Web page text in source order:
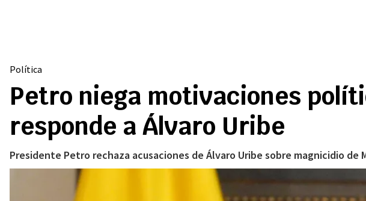
Política
Petro niega motivaciones
responde a Álvaro Uribe
Presidente Petro rechaza acusaciones de Álvaro Uribe sobre magnicidio de